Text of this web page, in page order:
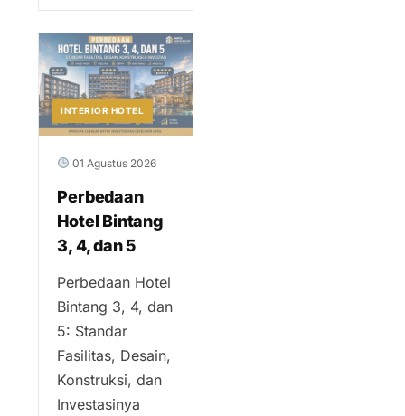
INTERIOR HOTEL
01 Agustus 2026
Perbedaan
Hotel Bintang
3, 4, dan 5
Perbedaan Hotel
Bintang 3, 4, dan
5: Standar
Fasilitas, Desain,
Konstruksi, dan
Investasinya